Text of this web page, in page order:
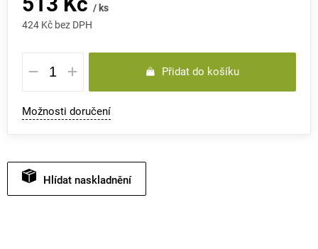
/ ks
424 Kč bez DPH
Měrná
cena:
Přidat do košíku
Možnosti doručení
Hlídat